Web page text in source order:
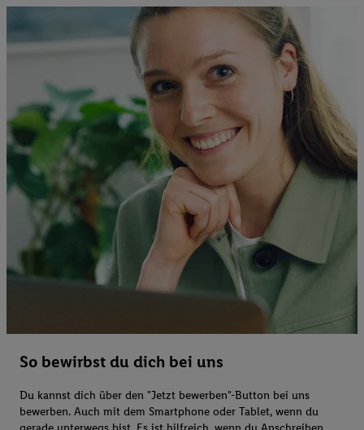
So bewirbst du dich bei uns
Du kannst dich über den "Jetzt bewerben"-Button bei uns
bewerben. Auch mit dem Smartphone oder Tablet, wenn du